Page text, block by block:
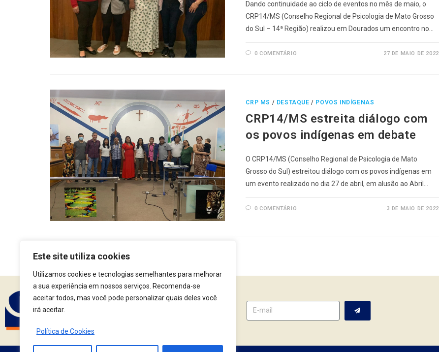
Este site utiliza cookies
Utilizamos cookies e tecnologias semelhantes para melhorar
a sua experiência em nossos serviços. Recomenda-se
aceitar todos, mas você pode personalizar quais deles você
irá aceitar.
Política de Cookies
Dando continuidade ao ciclo de eventos no mês de maio, o
CRP14/MS (Conselho Regional de Psicologia de Mato Grosso
do Sul – 14ª Região) realizou em Dourados um encontro no…
0 COMENTÁRIO 27 DE MAIO DE 2022
CRP MS / DESTAQUE / POVOS INDÍGENAS
CRP14/MS estreita diálogo com
os povos indígenas em debate
O CRP14/MS (Conselho Regional de Psicologia de Mato
Grosso do Sul) estreitou diálogo com os povos indígenas em
um evento realizado no dia 27 de abril, em alusão ao Abril…
0 COMENTÁRIO 3 DE MAIO DE 2022